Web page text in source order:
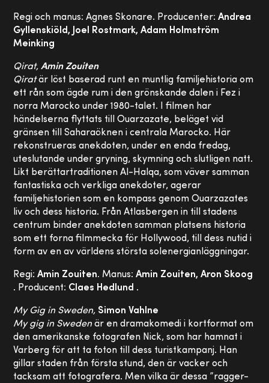
Regi och manus: Agnes Skonare. Producenter:Andrea
Gyllenskiöld, Joel Rostmark, Adam Holmström
Meinking
Qirat, Amin Zouiten
Qiratär löst baserad runt en muntlig familjehistoria om
ett rån som ägde rum i den grönskande dalen i Fez i
norra Marocko under 1980-talet. I filmen har
händelserna flyttats till Ouarzazate, beläget vid
gränsen till Saharaöknen i centrala Marocko. Här
rekonstrueras anekdoten, under en enda fredag,
uteslutande under gryning, skymning och slutligen natt.
Likt berättartraditionen Al-Halqa, som väver samman
fantastiska och verkliga anekdoter, agerar
familjehistorien som en kompass genom Ouarzazates
liv och dess historia. Från Atlasbergen in till stadens
centrum binder anekdoten samman platsens historia
som ett forna filmmecka för Hollywood, till dess nutid i
form av en av världens största solenergianläggningar.
Regi:Amin Zouiten. Manus:Amin Zouiten, Aron Skoog
. Producent: Claes Hedlund .
My Gig in Sweden, Simon Vahlne
My gig in Sweden är en dramakomedi i kortformat om
den amerikanske fotografen Nick, som har hamnat i
Varberg för att ta foton till dess turistkampanj. Han
gillar staden från första stund, den är vacker och
tacksam att fotografera. Men vilka är dessa ”ragger-